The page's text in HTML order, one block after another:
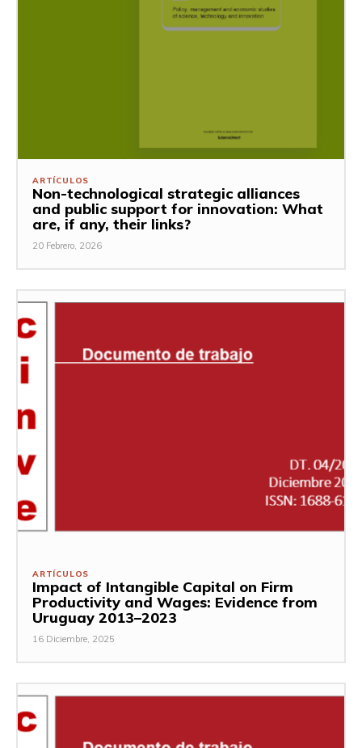
ARTÍCULOS
Non-technological strategic alliances
and public support for innovation: What
are, if any, their links?
20 Febrero, 2026
ARTÍCULOS
Impact of Intangible Capital on Firm
Productivity and Wages: Evidence from
Uruguay 2013–2023
16 Diciembre, 2025